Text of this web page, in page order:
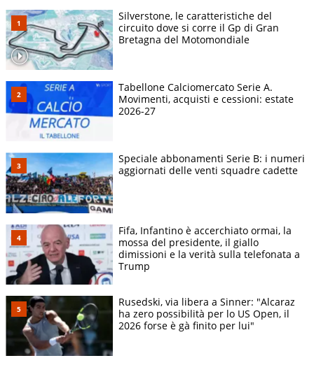
Silverstone, le caratteristiche del
circuito dove si corre il Gp di Gran
Bretagna del Motomondiale
Tabellone Calciomercato Serie A.
Movimenti, acquisti e cessioni: estate
2026-27
Speciale abbonamenti Serie B: i numeri
aggiornati delle venti squadre cadette
Fifa, Infantino è accerchiato ormai, la
mossa del presidente, il giallo
dimissioni e la verità sulla telefonata a
Trump
Rusedski, via libera a Sinner: "Alcaraz
ha zero possibilità per lo US Open, il
2026 forse è gà finito per lui"